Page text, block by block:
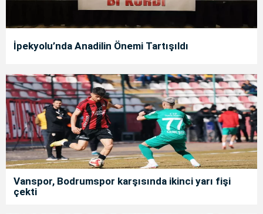
İpekyolu’nda Anadilin Önemi Tartışıldı
Vanspor, Bodrumspor karşısında ikinci yarı fişi
çekti